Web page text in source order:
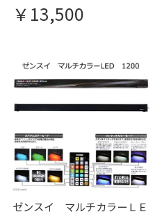
￥13,500
ゼンスイ マルチカラーＬＥ